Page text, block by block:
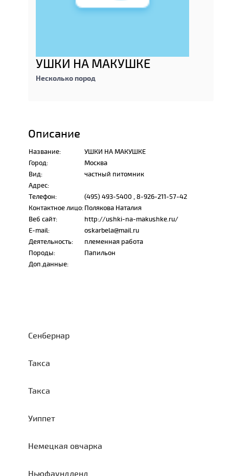
УШКИ НА МАКУШКЕ
Несколько пород
Описание
Название:
УШКИ НА МАКУШКЕ
Город:
Москва
Вид:
частный питомник
Адрес:
Телефон:
(495) 493-5400 , 8-926-211-57-42
Контактное лицо:Полякова Наталия
Веб сайт:
http://ushki-na-makushke.ru/
E-mail:
oskarbela@mail.ru
Деятельность:
племенная работа
Породы:
Папильон
Доп.данные:
Сенбернар
Такса
Такса
Уиппет
Немецкая овчарка
Ньюфаундленд